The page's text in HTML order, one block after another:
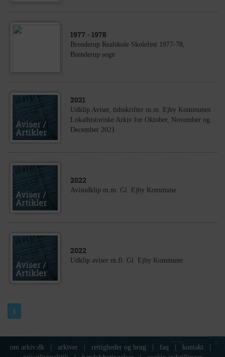
1977 - 1978
Brenderup Realskole Skolefest 1977-78,
Brenderup sogn
2021
Udklip Aviser, tidsskrifter m.m. Ejby Kommunes
Lokalhistoriske Arkiv for Oktober, November og
December 2021
2022
Avisudklip m.m. Gl. Ejby Kommune
2022
Udklip aviser m.fl. Gl. Ejby Kommune
1
om arkiv.dk arkiver rettigheder og brug faq kontakt